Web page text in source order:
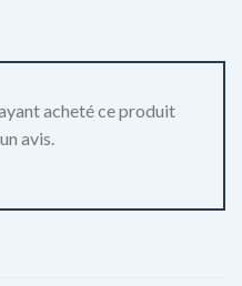
acheté ce produit
avis.